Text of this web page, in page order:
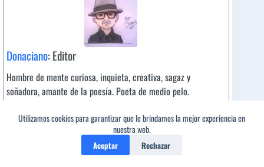
Utilizamos cookies para garantizar que le brindamos la mejor experiencia en
nuestra web.
Aceptar Rechazar
Donaciano: Editor
Hombre de mente curiosa, inquieta, creativa, sagaz y
soñadora, amante de la poesía. Poeta de medio pelo.